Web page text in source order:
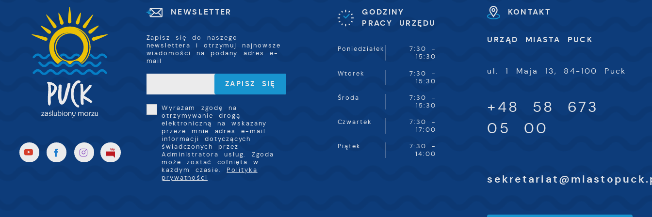
NEWSLETTER
Zapisz się do naszego
newslettera i otrzymuj najnowsze
wiadomości na podany adres e-
mail
Wyrażam zgodę na
otrzymywanie drogą
elektroniczną na wskazany
przeze mnie adres e-mail
informacji dotyczących
świadczonych przez
Administratora usług. Zgoda
może zostać cofnięta w
każdym czasie. Polityka
prywatności
GODZINY
PRACY URZĘDU
Poniedziałek
7:30 -
15:30
Wtorek
7:30 -
15:30
Środa
7:30 -
15:30
Czwartek
7:30 -
17:00
Piątek
7:30 -
14:00
KONTAKT
URZĄD MIASTA PUCK
ul. 1 Maja 13, 84-100 Puck
+48 58 673
05 00
Promocyjne pliki cookies służą do prezentowania Ci naszych
komunikatów na podstawie analizy Twoich upodobań oraz
internetowej. Treści promocyjne mogą pojawić się na
stronach podmiotów trzecich lub firm będących naszymi
partnerami oraz innych dostawców usług. Firmy te działają
postaci wiadomości, ofert, komunikatów mediów
społecznościowych.